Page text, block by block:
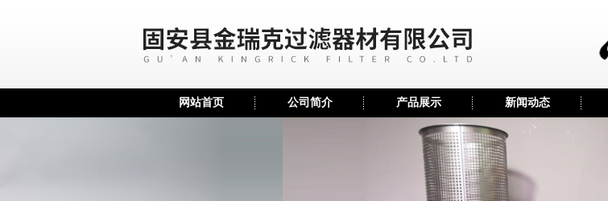
网站首页 公司简介 产品展示 新闻动态